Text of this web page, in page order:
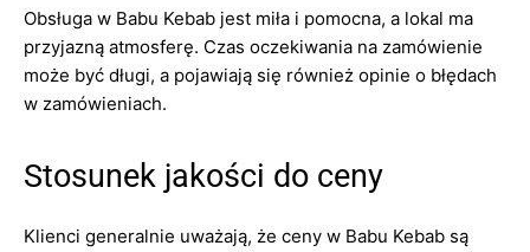
Obsługa w Babu Kebab jest miła i pomocna, a lokal ma
przyjazną atmosferę. Czas oczekiwania na zamówienie
może być długi, a pojawiają się również opinie o błędach
w zamówieniach.
Stosunek jakości do ceny
Klienci generalnie uważają, że ceny w Babu Kebab są